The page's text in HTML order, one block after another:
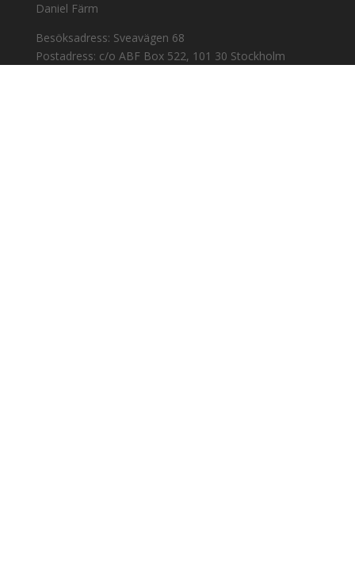
Daniel Färm
Besöksadress: Sveavägen 68
Postadress: c/o ABF Box 522, 101 30 Stockholm